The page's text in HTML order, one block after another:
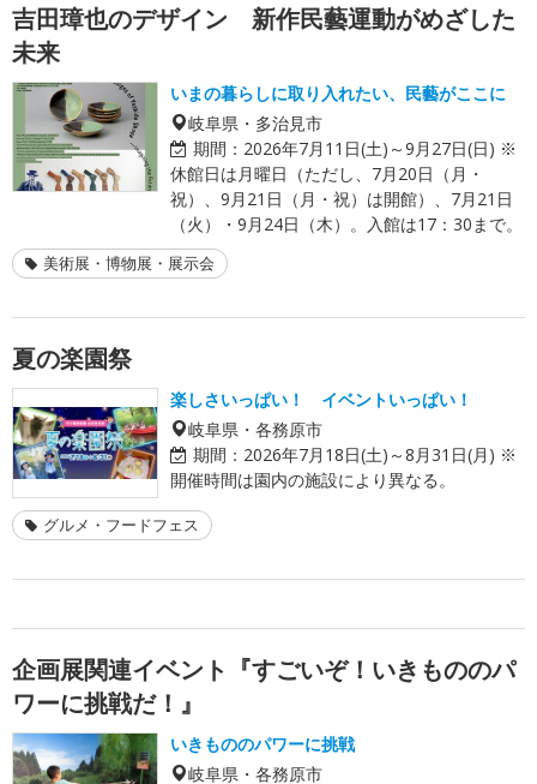
吉田璋也のデザイン 新作民藝運動がめざした
未来
いまの暮らしに取り入れたい、民藝がここに
岐阜県・多治見市
期間： 2026年7月11日(土)～9月27日(日) ※
休館日は月曜日（ただし、7月20日（月・
祝）、9月21日（月・祝）は開館）、7月21日
（火）・9月24日（木）。入館は17：30まで。
美術展・博物展・展示会
夏の楽園祭
楽しさいっぱい！ イベントいっぱい！
岐阜県・各務原市
期間： 2026年7月18日(土)～8月31日(月) ※
開催時間は園内の施設により異なる。
グルメ・フードフェス
企画展関連イベント『すごいぞ！いきもののパ
ワーに挑戦だ！』
いきもののパワーに挑戦
岐阜県・各務原市